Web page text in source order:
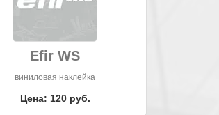
Efir WS
виниловая наклейка
Цена: 120 руб.